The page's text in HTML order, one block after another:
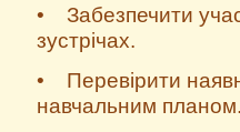
• Забезпечити
зустрічах.
• Перевірити
навчальним